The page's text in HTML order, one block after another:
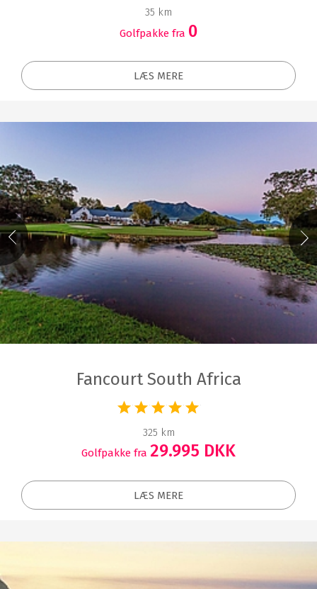
35 km
Golfpakke fra 0
LÆS MERE
Fancourt South Africa
325 km
Golfpakke fra 29.995 DKK
LÆS MERE